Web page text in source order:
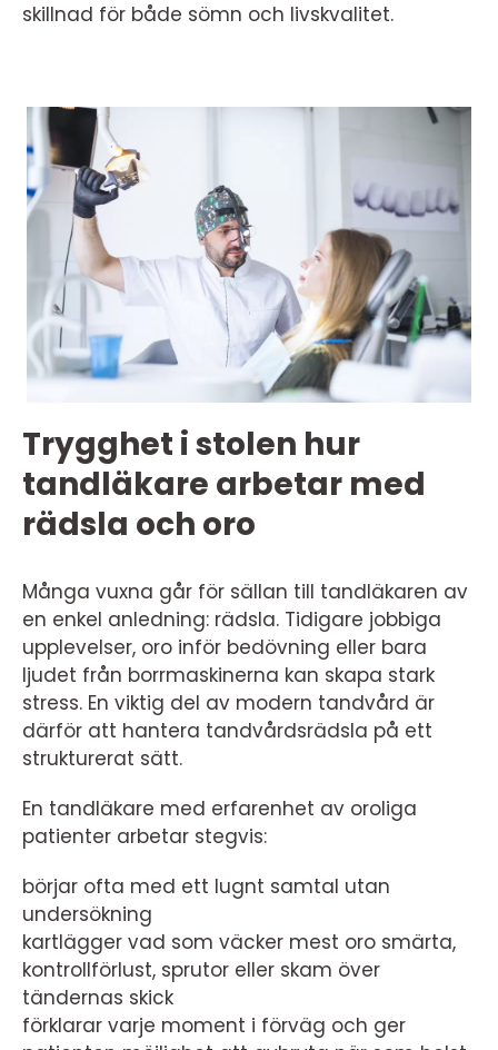
skillnad för både sömn och livskvalitet.
Trygghet i stolen hur
tandläkare arbetar med
rädsla och oro
Många vuxna går för sällan till tandläkaren av
en enkel anledning: rädsla. Tidigare jobbiga
upplevelser, oro inför bedövning eller bara
ljudet från borrmaskinerna kan skapa stark
stress. En viktig del av modern tandvård är
därför att hantera tandvårdsrädsla på ett
strukturerat sätt.
En tandläkare med erfarenhet av oroliga
patienter arbetar stegvis:
börjar ofta med ett lugnt samtal utan
undersökning
kartlägger vad som väcker mest oro smärta,
kontrollförlust, sprutor eller skam över
tändernas skick
förklarar varje moment i förväg och ger